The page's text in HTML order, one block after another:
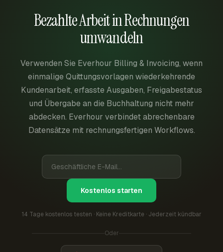
Bezahlte Arbeit in Rechnungen
umwandeln
Verwenden Sie Everhour Billing & Invoicing, wenn
einmalige Quittungsvorlagen wiederkehrende
Kundenarbeit, erfasste Ausgaben, Freigabestatus
und Übergabe an die Buchhaltung nicht mehr
abdecken. Everhour verbindet abrechenbare
Datensätze mit rechnungsfertigen Workflows.
Kostenlos starten
14 Tage kostenlos testen · Keine Kreditkarte · Jederzeit kündbar
Oder